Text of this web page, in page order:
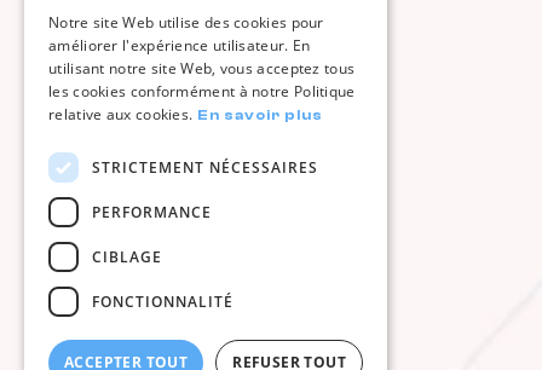
NOUS CONTACTER
05 53 31 90 20
05 53 31 90 20
accueil.ccspn@sarlat.fr
cc-sarlatperigordnoir.fr
cc-sarlatperigordnoir.fr
DROITS & CRÉDITS
Politique de confidentialité
Mentions légales
Notre site Web utilise des cookies pour
améliorer l'expérience utilisateur. En
utilisant notre site Web, vous acceptez tous
les cookies conformément à notre Politique
relative aux cookies. En savoir plus
STRICTEMENT NÉCESSAIRES
PERFORMANCE
CIBLAGE
FONCTIONNALITÉ
ACCEPTER TOUT REFUSER TOUT